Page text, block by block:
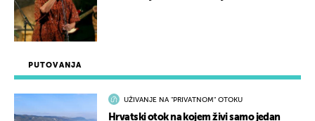
PUTOVANJA
UŽIVANJE NA "PRIVATNOM" OTOKU
Hrvatski otok na kojem živi samo jedan